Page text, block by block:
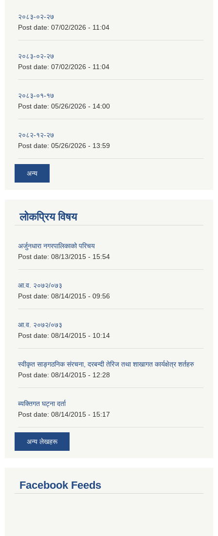
२०८३-०२-२७
Post date: 07/02/2026 - 11:04
२०८३-०२-२७
Post date: 07/02/2026 - 11:04
२०८३-०१-१७
Post date: 05/26/2026 - 14:00
२०८२-१२-२७
Post date: 05/26/2026 - 13:59
अन्य
लोकप्रिय विषय
अर्जुनधारा नगरपालिकाको परिचय
Post date: 08/13/2015 - 15:54
आ.व. २०७२/०७३
Post date: 08/14/2015 - 09:56
आ.व. २०७२/०७३
Post date: 08/14/2015 - 10:14
स्वीकृत साङ्गठनिक संरचना, दरबन्दी तेरिज तथा शाखागत कार्यक्षेत्र शर्तहरु
Post date: 08/14/2015 - 12:28
ब्यक्तिगत घट्ना दर्ता
Post date: 08/14/2015 - 15:17
अन्य लेखहरू
Facebook Feeds